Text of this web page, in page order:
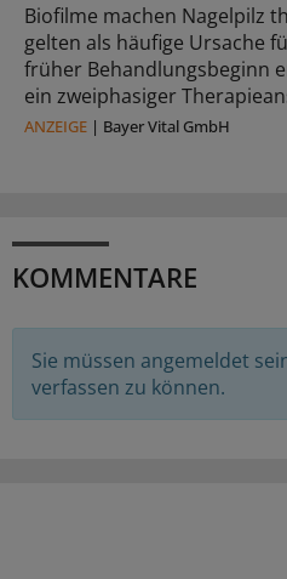
Biofilme machen Nagelpilz
gelten als häufige Ursache
früher Behandlungsbeginn
ein zweiphasiger
ANZEIGE | Bayer Vital GmbH
KOMMENTARE
Sie müssen angemeldet
verfassen zu können.